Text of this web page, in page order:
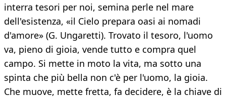
interra tesori per noi, semina perle nel mare
dell'esistenza, «il Cielo prepara oasi ai nomadi
d'amore» (G. Ungaretti). Trovato il tesoro, l'uomo
va, pieno di gioia, vende tutto e compra quel
campo. Si mette in moto la vita, ma sotto una
spinta che più bella non c'è per l'uomo, la gioia.
Che muove, mette fretta, fa decidere, è la chiave di